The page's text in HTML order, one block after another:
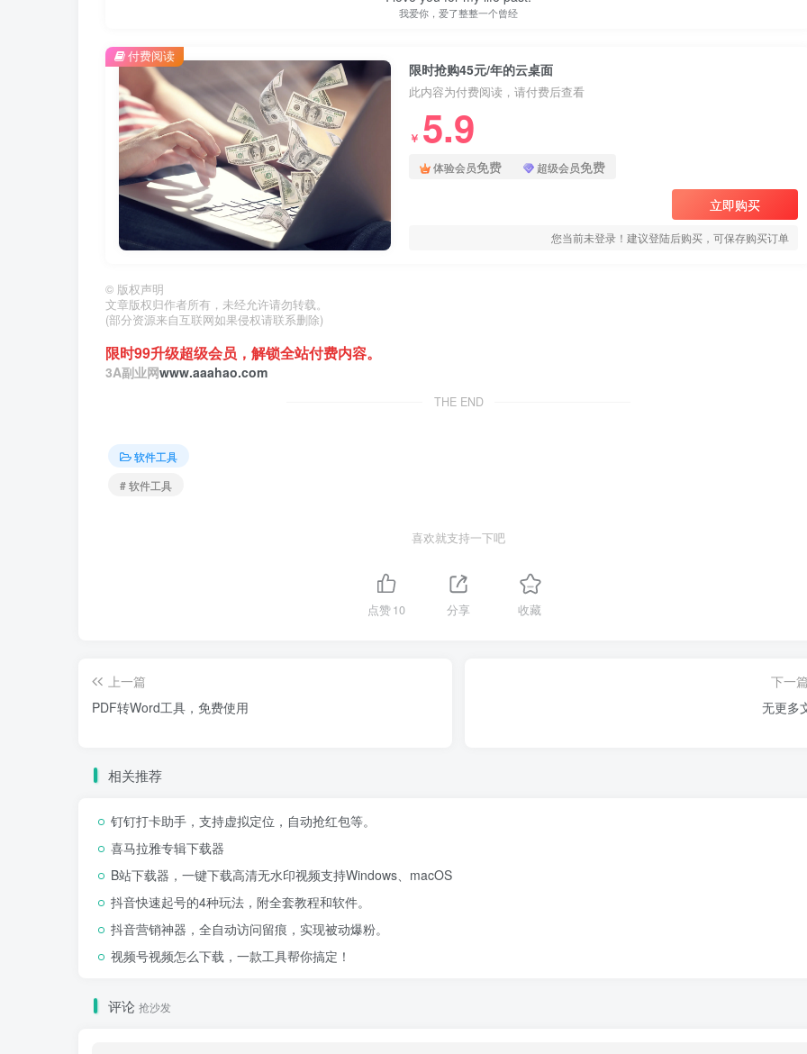
我爱你，爱了整整一个曾经
限时抢购45元/年的云桌面
此内容为付费阅读，请付费后查看
￥ 5.9
体验会员免费 超级会员免费
立即购买
您当前未登录！建议登陆后购买，可保存购买订单
付费阅读
© 版权声明
文章版权归作者所有，未经允许请勿转载。
(部分资源来自互联网如果侵权请联系删除)
限时99升级超级会员，解锁全站付费内容。
3A副业网www.aaahao.com
THE END
软件工具
# 软件工具
喜欢就支持一下吧
点赞10 分享 收藏
上一篇
PDF转Word工具，免费使用
下一
无更多
相关推荐
钉钉打卡助手，支持虚拟定位，自动抢红包等。
喜马拉雅专辑下载器
B站下载器，一键下载高清无水印视频支持Windows、macOS
抖音快速起号的4种玩法，附全套教程和软件。
抖音营销神器，全自动访问留痕，实现被动爆粉。
视频号视频怎么下载，一款工具帮你搞定！
评论 抢沙发